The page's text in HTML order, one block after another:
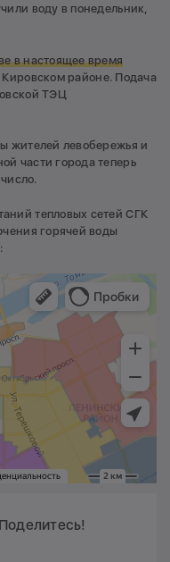
воду в понедельник,
в настоящее время
районе. Подача
ТЭЦ
жителей левобережья и
части города теперь
тепловых сетей СГК
горячей воды